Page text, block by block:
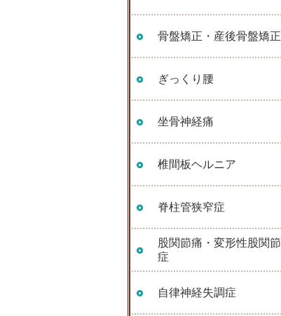
骨盤矯正・産後骨盤矯正
ぎっくり腰
坐骨神経痛
椎間板ヘルニア
脊柱管狭窄症
股関節痛・変形性股関節
症
自律神経失調症